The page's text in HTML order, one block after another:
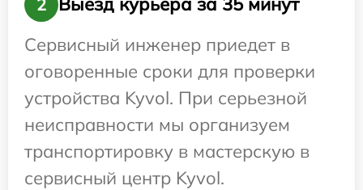
2
Сервисный инженер приедет в
оговоренные сроки для проверки
устройства Kyvol. При серьезной
неисправности мы организуем
транспортировку в мастерскую в
сервисный центр Kyvol.